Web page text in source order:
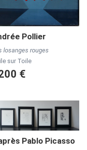
Pollier
losanges rouges
sur Toile
€
Pablo Picasso